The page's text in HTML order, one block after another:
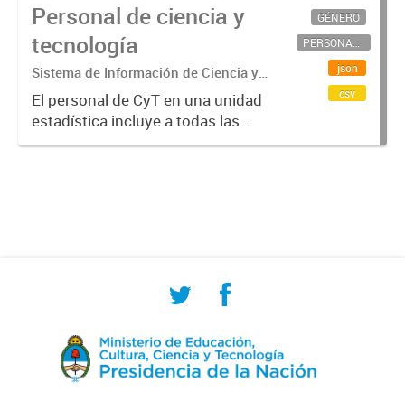
Personal de ciencia y
tecnología
Sistema de Información de Ciencia y
Tecnología Argentino (SICYTAR)
El personal de CyT en una unidad
estadística incluye a todas las
personas involucradas
GÉNERO
PERSONAL CIENTÍFICO-TECNOLÓGICO
json
csv